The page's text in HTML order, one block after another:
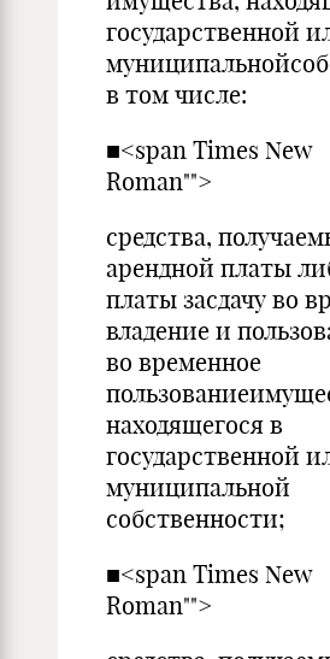
государственной
в том числе:
■<span Times New
Roman"">
средства,
арендной платы
платы засдачу во
владение и
во временное
находящегося в
государственной
муниципальной
собственности;
■<span Times New
Roman"">